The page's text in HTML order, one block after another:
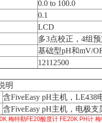
0.0 to 100.0
0.1
LCD
多3点校正，4组
基础型pH和mV/
12112500
含FiveEasy pH主机，
含FiveEasy pH主机，电极
梅特勒FE20酸度计 FE20K PH计